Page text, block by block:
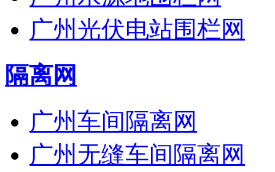
广州光伏电站围栏网
隔离网
广州车间隔离网
广州无缝车间隔离网